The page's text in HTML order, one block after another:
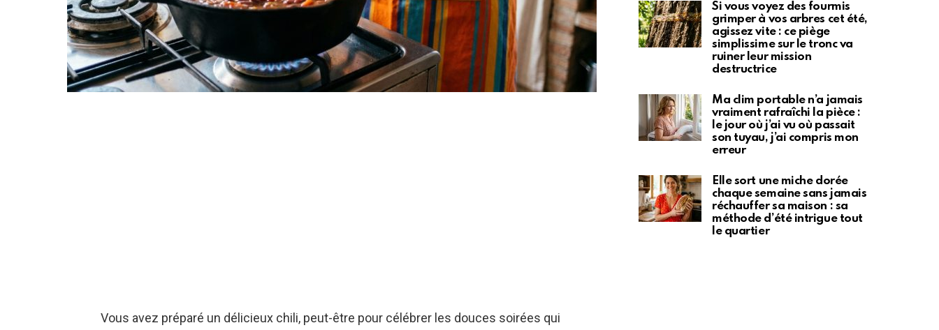
Vous avez préparé un délicieux chili, peut-être pour célébrer les douces soirées qui
Si vous voyez des fourmis
grimper à vos arbres cet été,
agissez vite : ce piège
simplissime sur le tronc va
ruiner leur mission
destructrice
Ma clim portable n’a jamais
vraiment rafraîchi la pièce :
le jour où j’ai vu où passait
son tuyau, j’ai compris mon
erreur
Elle sort une miche dorée
chaque semaine sans jamais
réchauffer sa maison : sa
méthode d’été intrigue tout
le quartier